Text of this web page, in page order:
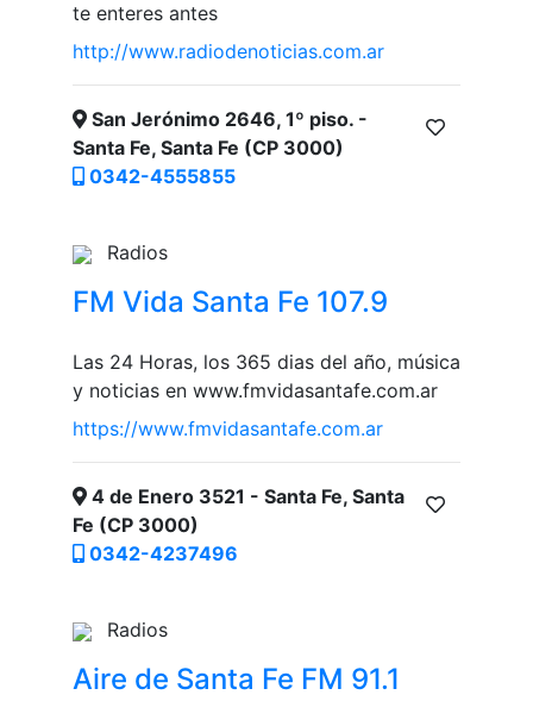
te enteres antes
http://www.radiodenoticias.com.ar
San Jerónimo 2646, 1º piso. -
Santa Fe, Santa Fe (CP 3000)
0342-4555855
Radios
FM Vida Santa Fe 107.9
Las 24 Horas, los 365 dias del año, música
y noticias en www.fmvidasantafe.com.ar
https://www.fmvidasantafe.com.ar
4 de Enero 3521 - Santa Fe, Santa
Fe (CP 3000)
0342-4237496
Radios
Aire de Santa Fe FM 91.1